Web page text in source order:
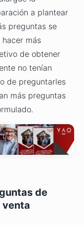
a plantear
preguntas se
más
de obtener
no tenían
de preguntarles
más preguntas
de
venta